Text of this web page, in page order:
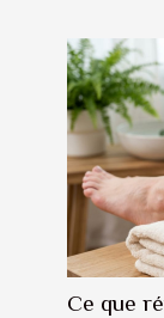
Ce que